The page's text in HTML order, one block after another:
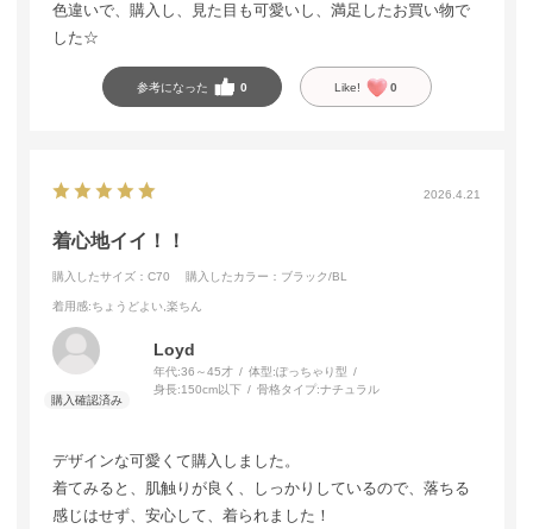
色違いで、購入し、見た目も可愛いし、満足したお買い物で
した☆
参考になった 0 Like! 0
2026.4.21
着心地イイ！！
購入したサイズ：C70 購入したカラー：ブラック/BL
着用感:ちょうどよい,楽ちん
Loyd
年代:36～45才 体型:ぽっちゃり型
身長:150cm以下 骨格タイプ:ナチュラル
デザインな可愛くて購入しました。
着てみると、肌触りが良く、しっかりしているので、落ちる
感じはせず、安心して、着られました！